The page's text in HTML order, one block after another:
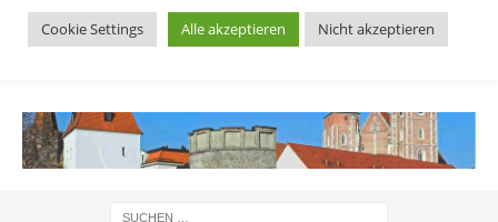
Cookie Settings Alle akzeptieren Nicht akzeptieren